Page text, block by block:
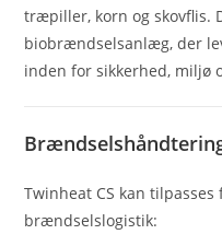
træpiller, korn og skovflis.
biobrændselsanlæg, der
inden for sikkerhed, miljø
Twinheat CS kan
brændselslogistik: